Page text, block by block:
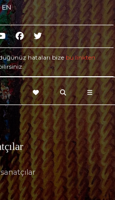
EN
hataları bizebu linkten
FAVORILERINIZ
ARAMA
sanatçılar